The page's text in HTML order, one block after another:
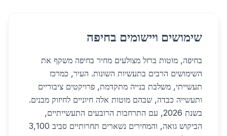
שימושים ויישומים בחיפה
בחיפה, מוטות ברזל מצולעים מחיר בחיפה משקף את
השימושים הרבים בתעשיות השונות. העיר, כמרכז
תעשייתי, משלבת בנייה מתקדמת, פרויקטים ציבוריים
ותעשייה כבדה, שבהם מוטות אלה חיוניים לחיזוק מבנים.
בשנת 2026, עם התרחבות הרובעים התעשייתיים,
הביקוש גואה, והמחירים נשארים תחרותיים סביב 3,100